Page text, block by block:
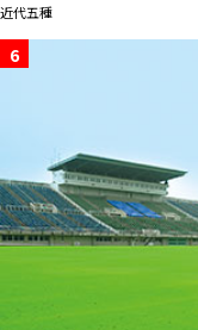
近代五種
6